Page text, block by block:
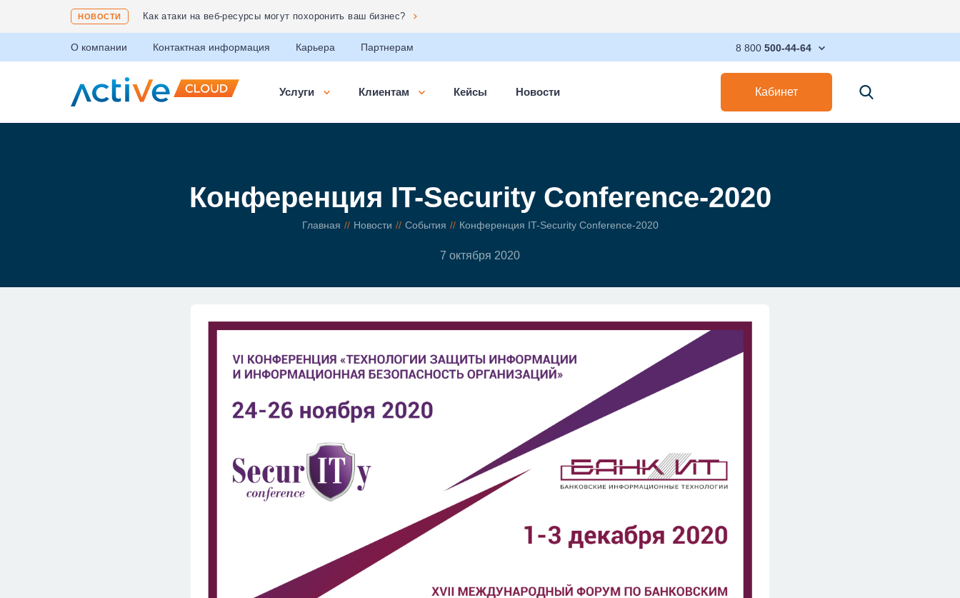
НОВОСТИ Соответствие ФЗ 152 «О защите персональных данных»
О компании Контактная информация Карьера Партнерам 8 800 500-44-64
Услуги Клиентам Кейсы Новости Кабинет
Конференция IT-Security Conference-2020
Главная Новости События Конференция IT-Security Conference-2020
7 октября 2020